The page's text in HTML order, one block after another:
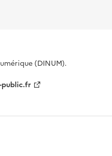
(DINUM).
public.fr